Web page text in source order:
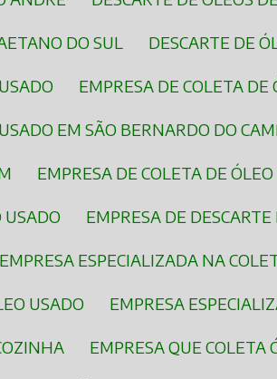
DO SUL DESCARTE DE
EMPRESA DE COLETA
EM SÃO BERNARDO DO
EMPRESA DE COLETA DE
USADO EMPRESA DE
EMPRESA ESPECIALIZADA NA
USADO EMPRESA
EMPRESA QUE